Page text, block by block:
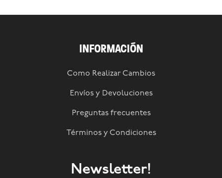
INFORMACIÓN
Como Realizar Cambios
Envíos y Devoluciones
Preguntas frecuentes
Términos y Condiciones
Newsletter!